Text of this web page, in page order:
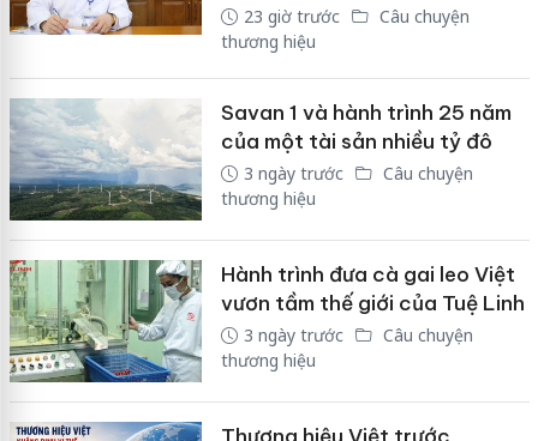
23 giờ trước
Câu chuyện
thương hiệu
Savan 1 và hành trình 25 năm
của một tài sản nhiều tỷ đô
3 ngày trước
Câu chuyện
thương hiệu
Hành trình đưa cà gai leo Việt
vươn tầm thế giới của Tuệ Linh
3 ngày trước
Câu chuyện
thương hiệu